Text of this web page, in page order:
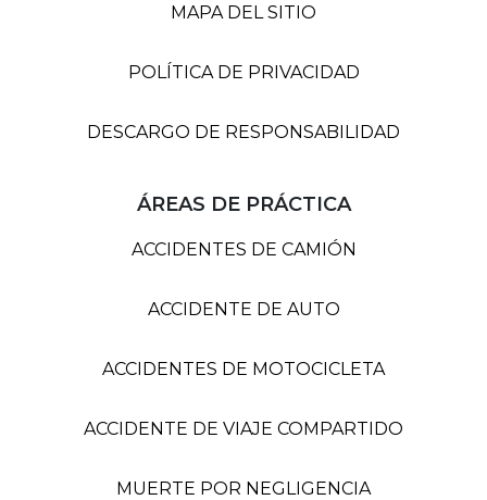
MAPA DEL SITIO
POLÍTICA DE PRIVACIDAD
DESCARGO DE RESPONSABILIDAD
ÁREAS DE PRÁCTICA
ACCIDENTES DE CAMIÓN
ACCIDENTE DE AUTO
ACCIDENTES DE MOTOCICLETA
ACCIDENTE DE VIAJE COMPARTIDO
MUERTE POR NEGLIGENCIA